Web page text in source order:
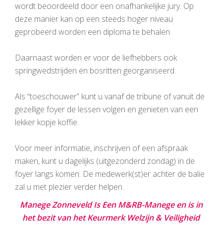
wordt beoordeeld door een onafhankelijke jury. Op
deze manier kan op een steeds hoger niveau
geprobeerd worden een diploma te behalen.
Daarnaast worden er voor de liefhebbers ook
springwedstrijden en bosritten georganiseerd.
Als “toeschouwer” kunt u vanaf de tribune of vanuit de
gezellige foyer de lessen volgen en genieten van een
lekker kopje koffie.
Voor meer informatie, inschrijven of een afspraak
maken, kunt u dagelijks (uitgezonderd zondag) in de
foyer langs komen. De medewerk(st)er achter de balie
zal u met plezier verder helpen.
Manege Zonneveld Is Een M&RB-Manege en is in
het bezit van het Keurmerk Welzijn & Veiligheid